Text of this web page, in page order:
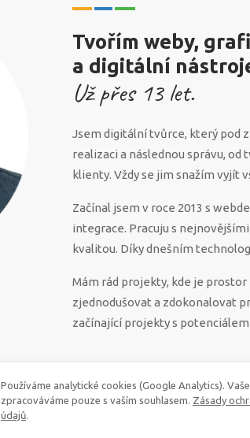
Tvořím weby,
a digitální
Už přes 13let.
Jsem digitální tvůrce, který pod
realizaci a následnou správu, od
klienty. Vždy se jim snažím vyjít
Začínal jsem v roce 2013 s
integrace. Pracuju s
kvalitou. Díky dnešním
Mám rád projekty, kde je
zjednodušovat a zdokonalovat
začínající projekty s
Používáme analytické cookies (Google Analytics).
zpracováváme pouze s vaším souhlasem. Zásady
údajů.